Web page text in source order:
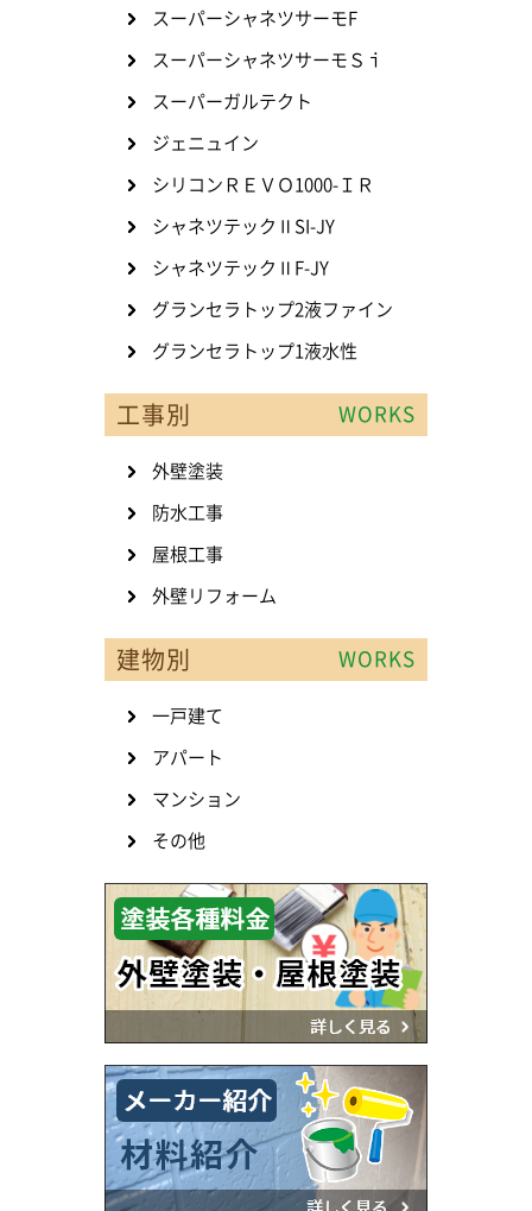
スーパーシャネツサーモF
スーパーシャネツサーモＳｉ
スーパーガルテクト
ジェニュイン
シリコンＲＥＶＯ1000-ＩＲ
シャネツテックⅡSI-JY
シャネツテックⅡF-JY
グランセラトップ2液ファイン
グランセラトップ1液水性
工事別 WORKS
外壁塗装
防水工事
屋根工事
外壁リフォーム
建物別 WORKS
一戸建て
アパート
マンション
その他